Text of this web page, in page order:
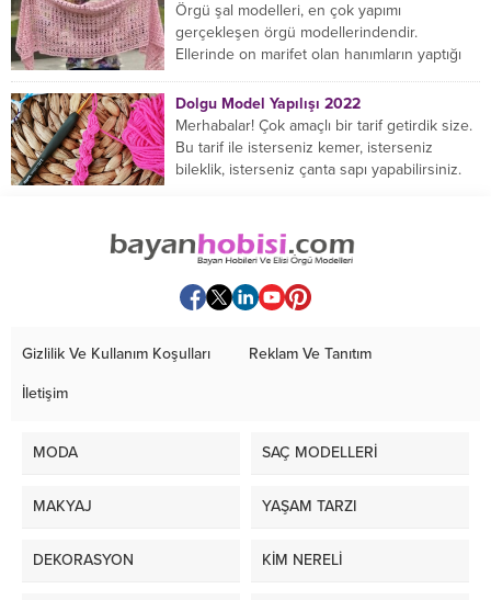
Örgü şal modelleri, en çok yapımı
gerçekleşen örgü modellerindendir.
Ellerinde on marifet olan hanımların yaptığı
Dolgu Model Yapılışı 2022
Merhabalar! Çok amaçlı bir tarif getirdik size.
Bu tarif ile isterseniz kemer, isterseniz
bileklik, isterseniz çanta sapı yapabilirsiniz.
Gizlilik Ve Kullanım Koşulları Reklam Ve Tanıtım
İletişim
MODA SAÇ MODELLERİ
MAKYAJ YAŞAM TARZI
DEKORASYON KİM NERELİ